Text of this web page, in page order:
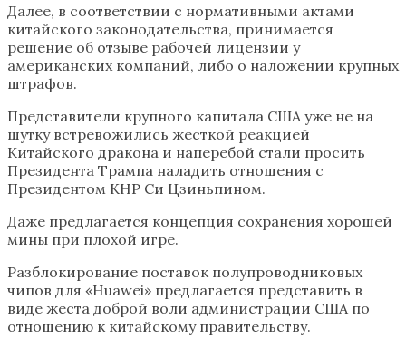
Далее, в соответствии с нормативными актами
китайского законодательства, принимается
решение об отзыве рабочей лицензии у
американских компаний, либо о наложении крупных
штрафов.
Представители крупного капитала США уже не на
шутку встревожились жесткой реакцией
Китайского дракона и наперебой стали просить
Президента Трампа наладить отношения с
Президентом КНР Си Цзиньпином.
Даже предлагается концепция сохранения хорошей
мины при плохой игре.
Разблокирование поставок полупроводниковых
чипов для «Huawei» предлагается представить в
виде жеста доброй воли администрации США по
отношению к китайскому правительству.